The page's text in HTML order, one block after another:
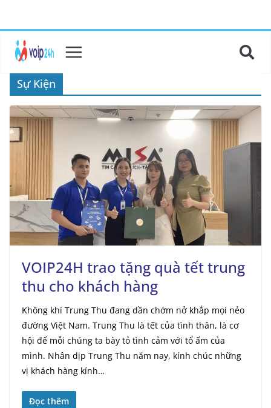
Sự Kiện
VOIP24H trao tặng quà tết trung
thu cho khách hàng
Không khí Trung Thu đang dần chớm nở khắp mọi nẻo
đường Việt Nam. Trung Thu là tết của tình thân, là cơ
hội để mỗi chúng ta bày tỏ tình cảm với tổ ấm của
mình. Nhân dịp Trung Thu năm nay, kính chúc những
vị khách hàng kính…
Đọc thêm